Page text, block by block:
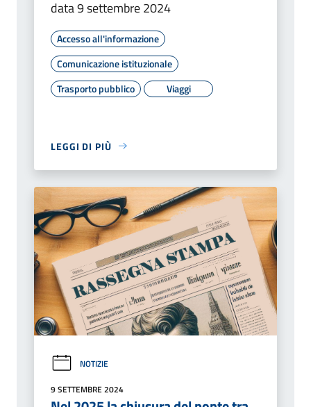
data 9 settembre 2024
Accesso all'informazione
Comunicazione istituzionale
Trasporto pubblico
Viaggi
LEGGI DI PIÙ
NOTIZIE
9 SETTEMBRE 2024